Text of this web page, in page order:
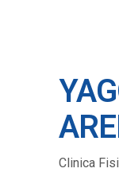
Clinica